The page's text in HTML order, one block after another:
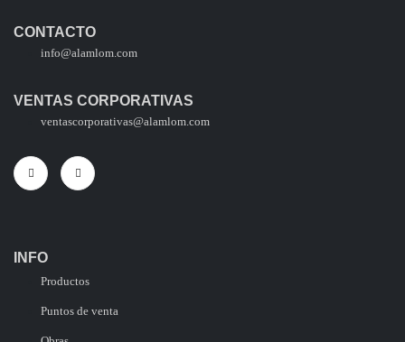
CONTACTO
info@alamlom.com
VENTAS CORPORATIVAS
ventascorporativas@alamlom.com
INFO
Productos
Puntos de venta